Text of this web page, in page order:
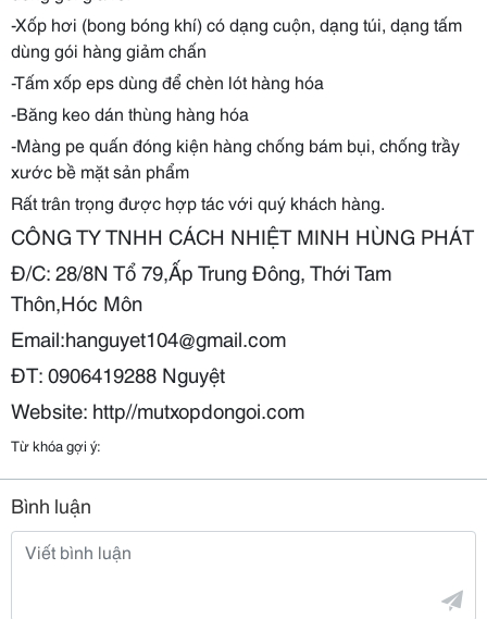
-Xốp hơi (bong bóng khí) có dạng cuộn, dạng túi, dạng tấm
dùng gói hàng giảm chấn
-Tấm xốp eps dùng để chèn lót hàng hóa
-Băng keo dán thùng hàng hóa
-Màng pe quấn đóng kiện hàng chống bám bụi, chống trầy
xước bề mặt sản phẩm
Rất trân trọng được hợp tác với quý khách hàng.
CÔNG TY TNHH CÁCH NHIỆT MINH HÙNG PHÁT
Đ/C: 28/8N Tổ 79,Ấp Trung Đông, Thới Tam
Thôn,Hóc Môn
Email:hanguyet104@gmail.com
ĐT: 0906419288 Nguyệt
Website: http//mutxopdongoi.com
Từ khóa gợi ý:
Bình luận